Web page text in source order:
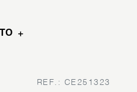
REF.: CE251323